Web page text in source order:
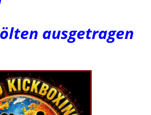
ausgetragen